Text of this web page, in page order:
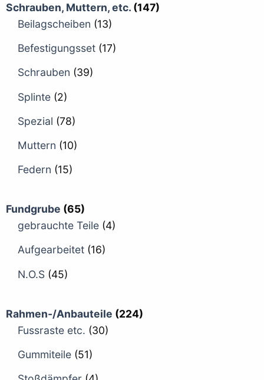
Schrauben, Muttern, etc. (147)
Beilagscheiben (13)
Befestigungsset (17)
Schrauben (39)
Splinte (2)
Spezial (78)
Muttern (10)
Federn (15)
Fundgrube (65)
gebrauchte Teile (4)
Aufgearbeitet (16)
N.O.S (45)
Rahmen-/Anbauteile (224)
Fussraste etc. (30)
Gummiteile (51)